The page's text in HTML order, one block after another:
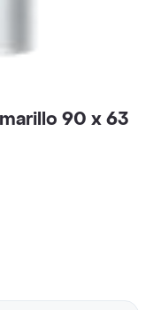
90 x 63